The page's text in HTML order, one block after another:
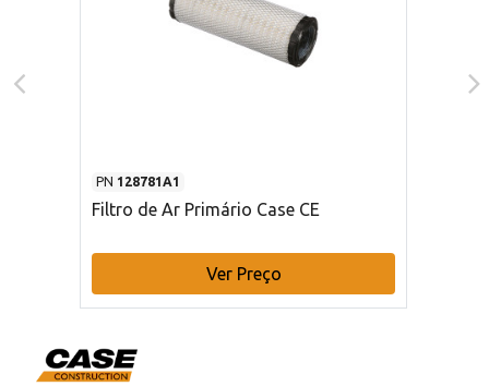
PN 128781A1
Filtro de Ar Primário Case CE
Ver Preço